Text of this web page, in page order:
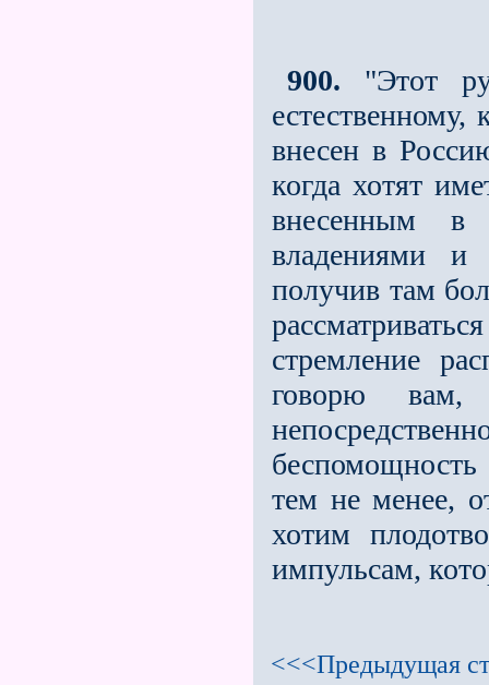
900. "Этот
естественному,
внесeн в
когда хотят
внесeнным в
владениями и
получив там
стремление
говорю вам,
тем не менее,
хотим
импульсам,
<<<Предыдущая